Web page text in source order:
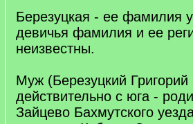
Березуцкая - ее фамилия
девичья фамилия и ее
неизвестны.
Муж (Березуцкий
действительно с юга -
Зайцево Бахмутского